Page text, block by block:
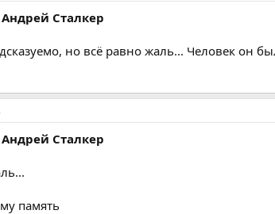
Сталкер
но всё равно жаль... Человек он
Сталкер
память